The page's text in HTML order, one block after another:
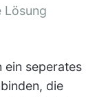
Lösung
ein seperates
die